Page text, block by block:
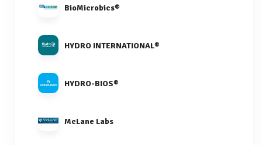
BioMicrobics®
HYDRO INTERNATIONAL®
HYDRO-BIOS®
McLane Labs